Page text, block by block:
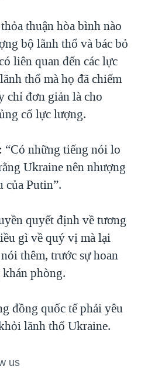
thuận hòa bình nào
bộ lãnh thổ và bác bỏ
liên quan đến các lực
thổ mà họ đã chiếm
chỉ đơn giản là cho
cố lực lượng.
những tiếng nói lo
Ukraine nên nhượng
của Putin”.
quyết định về tương
gì về quý vị mà lại
thêm, trước sự hoan
phòng.
đồng quốc tế phải yêu
lãnh thổ Ukraine.
us